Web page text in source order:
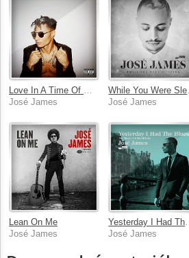
José James
José James
Lean On Me
José James
Yesterday I
José James